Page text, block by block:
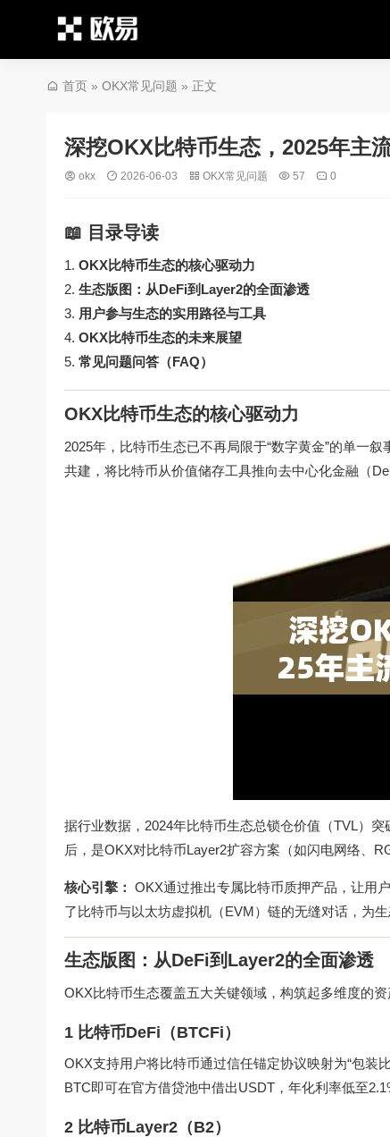
首页 » OKX常见问题 » 正文
深挖OKX比特币生态，2025年主
okx 2026-06-03 OKX常见问题 57 0
📖 目录导读
OKX比特币生态的核心驱动力
生态版图：从DeFi到Layer2的全面渗透
用户参与生态的实用路径与工具
OKX比特币生态的未来展望
常见问题问答（FAQ）
OKX比特币生态的核心驱动力
2025年，比特币生态已不再局限于“数字黄金”的单一
共建，将比特币从价值储存工具推向去中心化金融（
据行业数据，2024年比特币生态总锁仓价值（TVL）
后，是OKX对比特币Layer2扩容方案（如闪电网络、
核心引擎： OKX通过推出专属比特币质押产品，让用
了比特币与以太坊虚拟机（EVM）链的无缝对话，为生
生态版图：从DeFi到Layer2的全面渗透
OKX比特币生态覆盖五大关键领域，构筑起多维度的资
1 比特币DeFi（BTCFi）
OKX支持用户将比特币通过信任锚定协议映射为“包装
BTC即可在官方借贷池中借出USDT，年化利率低至
2 比特币Layer2（B2）